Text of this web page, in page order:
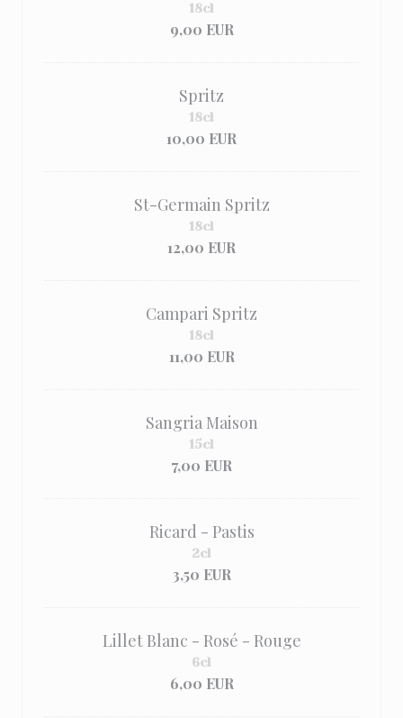
9,00 EUR
18cl
Spritz
10,00 EUR
18cl
St-Germain Spritz
12,00 EUR
18cl
Campari Spritz
11,00 EUR
18cl
Sangria Maison
7,00 EUR
15cl
Ricard - Pastis
3,50 EUR
2cl
Lillet Blanc - Rosé - Rouge
6,00 EUR
6cl